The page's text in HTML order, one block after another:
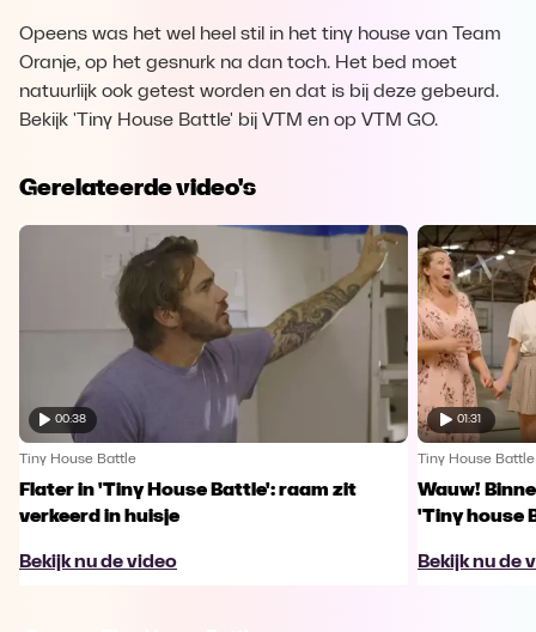
Opeens was het wel heel stil in het tiny house van Team
Oranje, op het gesnurk na dan toch. Het bed moet
natuurlijk ook getest worden en dat is bij deze gebeurd.
Bekijk 'Tiny House Battle' bij VTM en op VTM GO.
Gerelateerde video's
00:38
Tiny House Battle
Flater in 'Tiny House Battle': raam zit
verkeerd in huisje
Bekijk nu de video
01:31
Tiny House Battle
Wauw!
'Tiny house
Bekijk nu de